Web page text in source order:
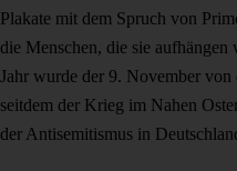
Plakate mit dem Spruch von
die Menschen, die sie
Jahr wurde der 9. November
seitdem der Krieg im Nahen
der Antisemitismus in